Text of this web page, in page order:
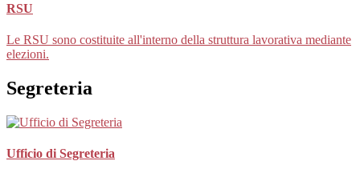
RSU
Le RSU sono costituite all'interno della struttura lavorativa mediante
elezioni.
Segreteria
Ufficio di Segreteria